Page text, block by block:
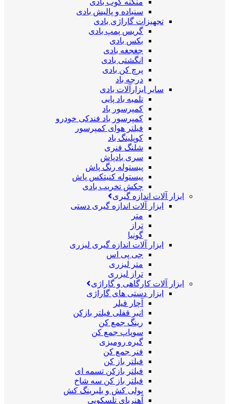
منگنه کوب بادی
سنباده و پالیش بادی
تجهیزات گاراژی بادی
گریس پمپ بادی
بکس بادی
جغجغه بادی
انگشتی بادی
پرچ کن بادی
درجه باد
سایر ابزارآلات بادی
تلمبه باد پایی
کمپرسور باد
کمپرسور باد فندکی خودرو
فیلتر هوای کمپرسور
کوپلینگ باد
شلنگ فنری
سری بادپاش
پیستوله رنگ پاش
پیستوله کنیتکس پاش
چکش تخریب بادی
ابزار آلات اندازه گیری
ابزار آلات اندازه گیری دستی
متر
تراز
گونیا
ابزار آلات اندازه گیری لیزری
جی پی اس
متر لیزری
تراز لیزری
ابزار آلات کارگاهی و گاراژی
ابزار دستی های گاراژی
آچار فیلر
انبر قفلی فیلتر بازکن
رینگ جمع کن
سوپاپ جمع کن
گیره رومیزی
فنر جمع کن
فیلتر باز کن
فیلتر بازکن تسمه ای
فیلتر باز کن سه شاخ
پولی کش و بلبرینگ کش
آهنربای تلسکوپی